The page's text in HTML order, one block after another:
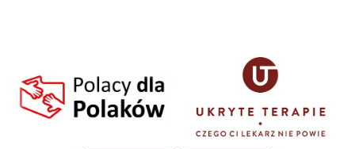
17
02:02:03 Lekarze contra Polacy?
15 lipca 2026, 11:01
Losy Lex Szarlatan w rękach Senatu i